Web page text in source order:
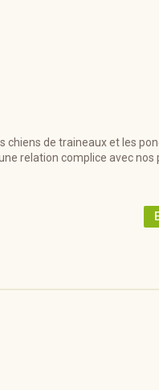
chiens de traineaux et les
relation complice avec nos